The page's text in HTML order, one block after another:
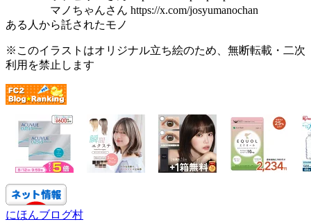
マノちゃんさん https://x.com/josyumanochan
ある人から託されたモノ
※このイラストはオリジナル立ち絵のため、無断転載・二次
利用を禁止します
にほんブログ村